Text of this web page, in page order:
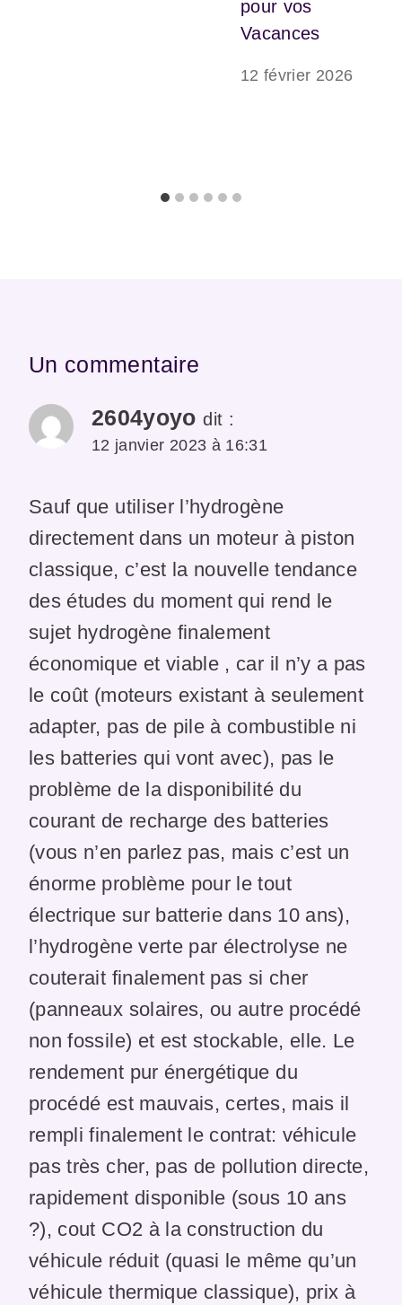
pour vos
Vacances
12 février 2026
Un commentaire
2604yoyo dit :
12 janvier 2023 à 16:31
Sauf que utiliser l’hydrogène
directement dans un moteur à piston
classique, c’est la nouvelle tendance
des études du moment qui rend le
sujet hydrogène finalement
économique et viable , car il n’y a pas
le coût (moteurs existant à seulement
adapter, pas de pile à combustible ni
les batteries qui vont avec), pas le
problème de la disponibilité du
courant de recharge des batteries
(vous n’en parlez pas, mais c’est un
énorme problème pour le tout
électrique sur batterie dans 10 ans),
l’hydrogène verte par électrolyse ne
couterait finalement pas si cher
(panneaux solaires, ou autre procédé
non fossile) et est stockable, elle. Le
rendement pur énergétique du
procédé est mauvais, certes, mais il
rempli finalement le contrat: véhicule
pas très cher, pas de pollution directe,
rapidement disponible (sous 10 ans
?), cout CO2 à la construction du
véhicule réduit (quasi le même qu’un
véhicule thermique classique), prix à